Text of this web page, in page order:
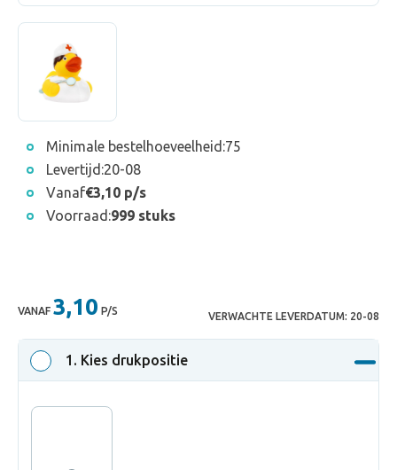
Minimale bestelhoeveelheid:75
Levertijd:20-08
Vanaf€3,10 p/s
Voorraad:999 stuks
VANAF 3,10 P/S VERWACHTE LEVERDATUM: 20-08
1 . Kies drukpositie